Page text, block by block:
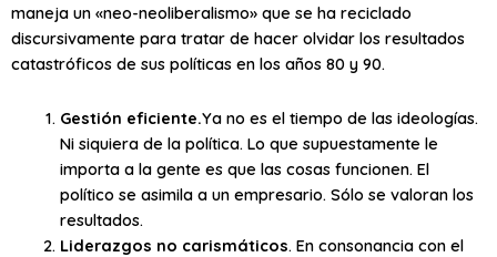
maneja un «neo-neoliberalismo» que se ha reciclado
discursivamente para tratar de hacer olvidar los resultados
catastróficos de sus políticas en los años 80 y 90.
Gestión eficiente.Ya no es el tiempo de las ideologías.
Ni siquiera de la política. Lo que supuestamente le
importa a la gente es que las cosas funcionen. El
político se asimila a un empresario. Sólo se valoran los
resultados.
Liderazgos no carismáticos. En consonancia con el